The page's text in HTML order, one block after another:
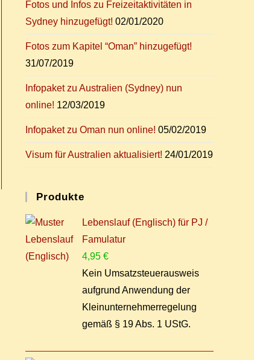
Fo­tos und In­fos zu Frei­zeit­ak­ti­vi­tä­ten in
Syd­ney hinzugefügt! 02/01/2020
Fo­tos zum Ka­pi­tel “Oman” hinzugefügt!
31/07/2019
In­fo­pa­ket zu Aus­tra­li­en (Syd­ney) nun
online! 12/03/2019
In­fo­pa­ket zu Oman nun online! 05/02/2019
Vi­sum für Aus­tra­li­en aktualisiert! 24/01/2019
Pro­duk­te
Lebenslauf (Englisch) für PJ /
Famulatur
4,95€
Kein Umsatzsteuerausweis
aufgrund Anwendung der
Kleinunternehmerregelung
gemäß § 19 Abs. 1 UStG.